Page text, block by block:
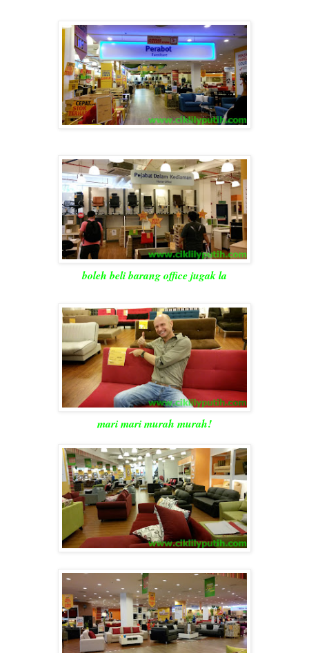
boleh beli barang office jugak la
mari mari murah murah!